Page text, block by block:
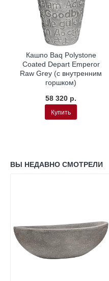
Кашпо Baq Polystone
Coated Depart Emperor
Raw Grey (с внутренним
горшком)
58 320 р.
Купить
ВЫ НЕДАВНО СМОТРЕЛИ